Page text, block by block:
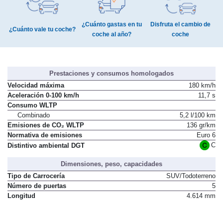
¿Cuánto vale tu coche?
¿Cuánto gastas en tu
coche al año?
Disfruta el cambio de
coche
Prestaciones y consumos homologados
Velocidad máxima
180 km/h
Aceleración 0-100 km/h
11,7 s
Consumo WLTP
Combinado
5,2 l/100 km
Emisiones de CO₂ WLTP
136 gr/km
Normativa de emisiones
Euro 6
Distintivo ambiental DGT
C
Dimensiones, peso, capacidades
Tipo de Carrocería
SUV/Todoterreno
Número de puertas
5
Longitud
4.614 mm